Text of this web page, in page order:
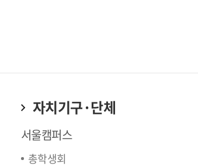
자치기구·단체
서울캠퍼스
총학생회